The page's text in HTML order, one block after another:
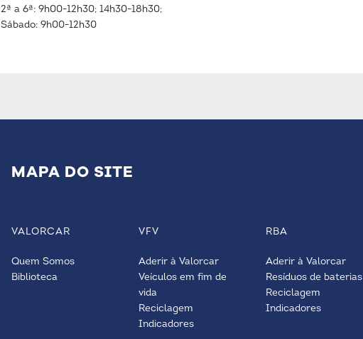
2ª a 6ª: 9h00-12h30; 14h30-18h30;
Sábado: 9h00-12h30
MAPA DO SITE
VALORCAR
Quem Somos
Biblioteca
VFV
Aderir à Valorcar
Veículos em fim de
vida
Reciclagem
Indicadores
RBA
Aderir à Valorcar
Resíduos de baterias
Reciclagem
Indicadores